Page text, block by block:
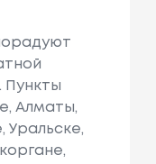
Пункты
Алматы,
Уральске,